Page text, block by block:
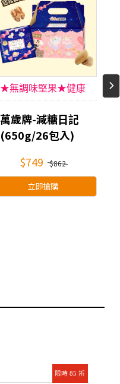
★無調味堅果★健康
首選
萬歲牌-減糖日記
(650g/26包入)
$749
$862
立即搶購
限時 85 折